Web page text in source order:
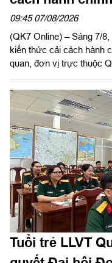
09:45 07/08/2026
(QK7 Online) – Sáng 7/
kiến thức cải cách hành
quan, đơn vị trực thuộc
trưởng Quân khu dự,
Tuổi trẻ LLVT